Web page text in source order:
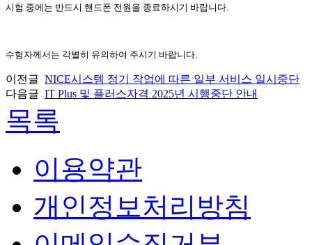
시험 중에는 반드시 핸드폰 전원을 종료하시기 바랍니다.
수험자께서는 각별히 유의하여 주시기 바랍니다.
이전글 NICE시스템 정기 작업에 따른 일부 서비스 일시중단
다음글 IT Plus 및 플러스자격 2025년 시행중단 안내
목록
이용약관
개인정보처리방침